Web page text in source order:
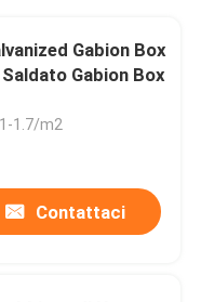
Gabion Box
Gabion Box
1.7/m2
Contattaci